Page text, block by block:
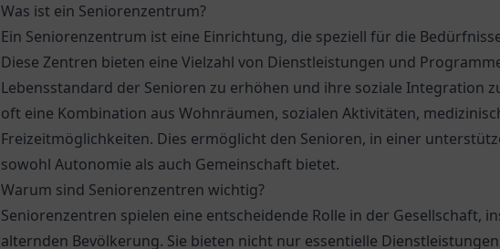
Was ist ein Seniorenzentrum?
Ein Seniorenzentrum ist eine Einrichtung, die speziell für die
Diese Zentren bieten eine Vielzahl von Dienstleistungen und
Lebensstandard der Senioren zu erhöhen und ihre soziale Integration
oft eine Kombination aus Wohnräumen, sozialen Aktivitäten,
Freizeitmöglichkeiten. Dies ermöglicht den Senioren, in einer
sowohl Autonomie als auch Gemeinschaft bietet.
Warum sind Seniorenzentren wichtig?
Seniorenzentren spielen eine entscheidende Rolle in der Gesellschaft,
alternden Bevölkerung. Sie bieten nicht nur essentielle